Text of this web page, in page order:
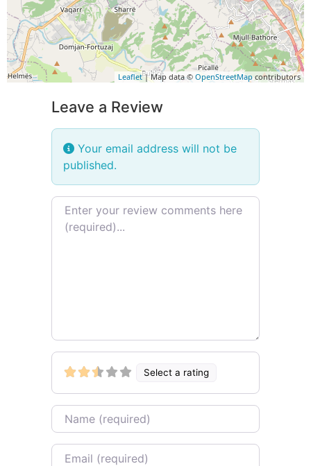
Leaflet| Map data © OpenStreetMap contributors
Leave a Review
Your email address will not be
published.
Review text
Select a rating
Name
Email